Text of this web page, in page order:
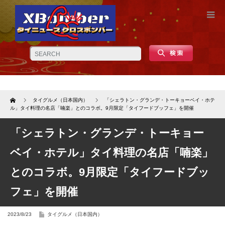
Home タイグルメ（日本国内）
「シェラトン・グランデ・トーキョーベイ・ホテ
ル」タイ料理の名店「喃楽」とのコラボ。9月限定「タイフードブッフェ」を開催
「シェラトン・グランデ・トーキョー
ベイ・ホテル」タイ料理の名店「喃楽」
とのコラボ。9月限定「タイフードブッ
フェ」を開催
2023/8/23 タイグルメ（日本国内）